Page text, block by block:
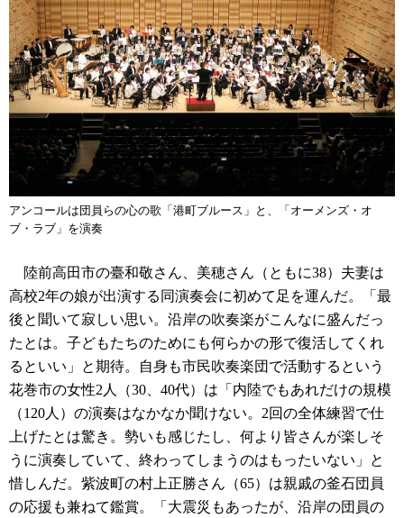
アンコールは団員らの心の歌「港町ブルース」と、「オーメンズ・オ
ブ・ラブ」を演奏
陸前高田市の臺和敬さん、美穂さん（ともに38）夫妻は
高校2年の娘が出演する同演奏会に初めて足を運んだ。「最
後と聞いて寂しい思い。沿岸の吹奏楽がこんなに盛んだっ
たとは。子どもたちのためにも何らかの形で復活してくれ
るといい」と期待。自身も市民吹奏楽団で活動するという
花巻市の女性2人（30、40代）は「内陸でもあれだけの規模
（120人）の演奏はなかなか聞けない。2回の全体練習で仕
上げたとは驚き。勢いも感じたし、何より皆さんが楽しそ
うに演奏していて、終わってしまうのはもったいない」と
惜しんだ。紫波町の村上正勝さん（65）は親戚の釜石団員
の応援も兼ねて鑑賞。「大震災もあったが、沿岸の団員の